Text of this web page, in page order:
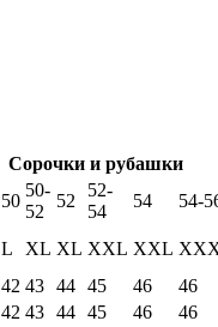
Сорочки и рубашки
50
50-
52
52
52-
54
54
54-
L XL XL XXL XXL
42 43 44 45 46
46
42 43 44 45 46
46